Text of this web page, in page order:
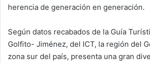
herencia de generación en generación.
Según datos recabados de la Guía
Golfito- Jiménez, del ICT, la región del
zona sur del país, presenta una gran